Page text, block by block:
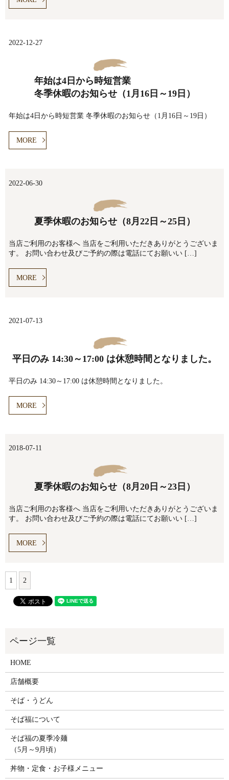
2022-12-27
年始は4日から時短営業
冬季休暇のお知らせ（1月16日～19日）
年始は4日から時短営業 冬季休暇のお知らせ（1月16日～19日）
MORE
2022-06-30
夏季休暇のお知らせ（8月22日～25日）
当店ご利用のお客様へ 当店をご利用いただきありがとうございま
す。 お問い合わせ及びご予約の際は電話にてお願いい […]
MORE
2021-07-13
平日のみ 14:30～17:00 は休憩時間となりました。
平日のみ 14:30～17:00 は休憩時間となりました。
MORE
2018-07-11
夏季休暇のお知らせ（8月20日～23日）
当店ご利用のお客様へ 当店をご利用いただきありがとうございま
す。 お問い合わせ及びご予約の際は電話にてお願いい […]
MORE
1 2
HOME
店舗概要
そば・うどん
そば福について
そば福の夏季冷麺
（5月～9月頃）
丼物・定食・お子様メニュー